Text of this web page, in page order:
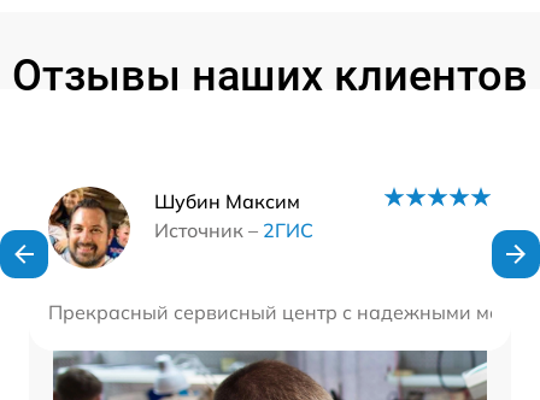
Отзывы наших клиентов
Шубин Максим
Источник – 2ГИС
Прекрасный сервисный центр с надежными
Наши мастера